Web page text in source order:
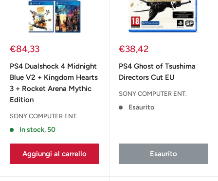
Prezzo
€84,33
PS4 Dualshock 4 Midnight
Blue V2 + Kingdom Hearts
3 + Rocket Arena Mythic
Edition
SONY COMPUTER ENT.
In stock, 50
Aggiungi al carrello
Prezzo
€38,42
PS4 Ghost of Tsushima
Directors Cut EU
SONY COMPUTER ENT.
Esaurito
Esaurito